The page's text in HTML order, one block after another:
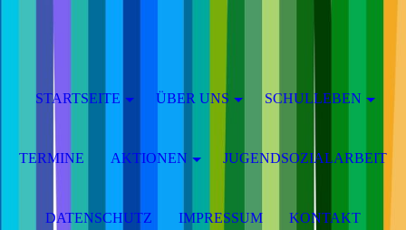
STARTSEITE ÜBER UNS SCHULLEBEN
TERMINE AKTIONEN JUGENDSOZIALARBEIT
DATENSCHUTZ IMPRESSUM KONTAKT